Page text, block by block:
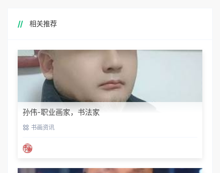
相关推荐
孙伟-职业画家，书法家
书画资讯